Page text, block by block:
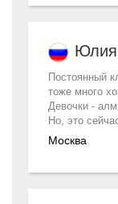
Юлия
Постоянный
тоже много
Девочки -
Но, это
Москва